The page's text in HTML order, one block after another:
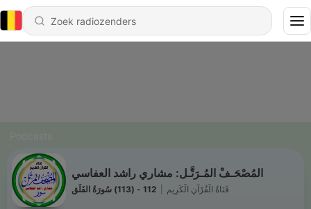
المُصْحَـفْ المُـرَتَّـل: مشاري راشد العفاسي
قَنَاةُ الْقُرْآنِ الْكَرِيمِ 112 - (113) سُورَةُ الفَلَقِ